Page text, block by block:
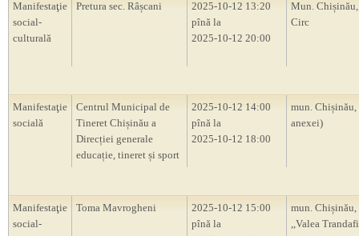
Manifestaţie
social-
culturală
Pretura sec. Râșcani
2025-10-12 13:20
pînă la
2025-10-12 20:00
Mun.
Circ
Manifestaţie
socială
Centrul Municipal de
Tineret Chișinău a
Direcției generale
educație, tineret și sport
2025-10-12 14:00
pînă la
2025-10-12 18:00
mun.
anexei)
Manifestaţie
social-
Toma Mavrogheni
2025-10-12 15:00
pînă la
mun. Chișinău,
,,Valea